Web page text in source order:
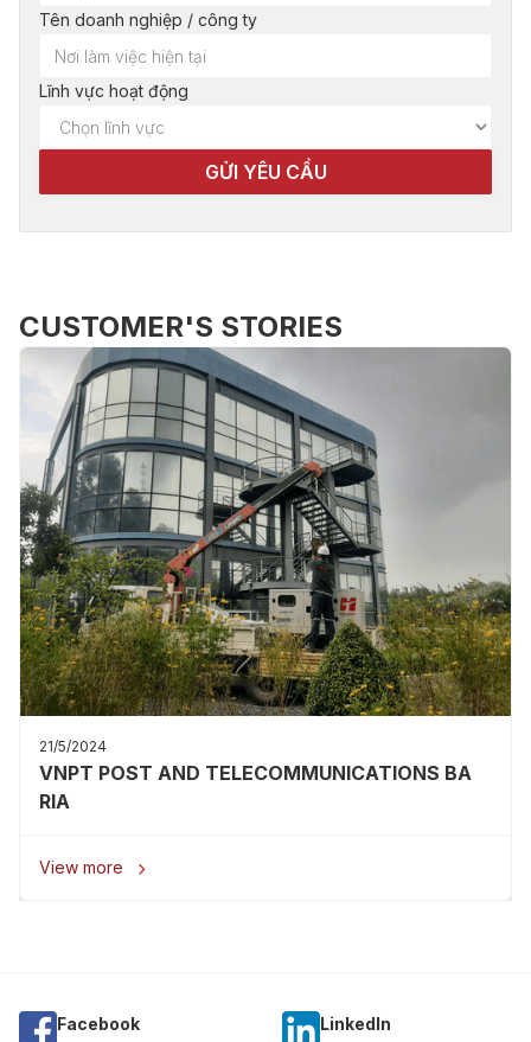
Tên doanh nghiệp / công ty
Lĩnh vực hoạt động
CUSTOMER'S STORIES
21/5/2024
VNPT POST AND TELECOMMUNICATIONS BA
RIA
View more 
Facebook Linkedln